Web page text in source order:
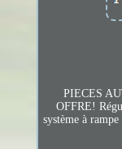
PIECES
OFFRE!
système à